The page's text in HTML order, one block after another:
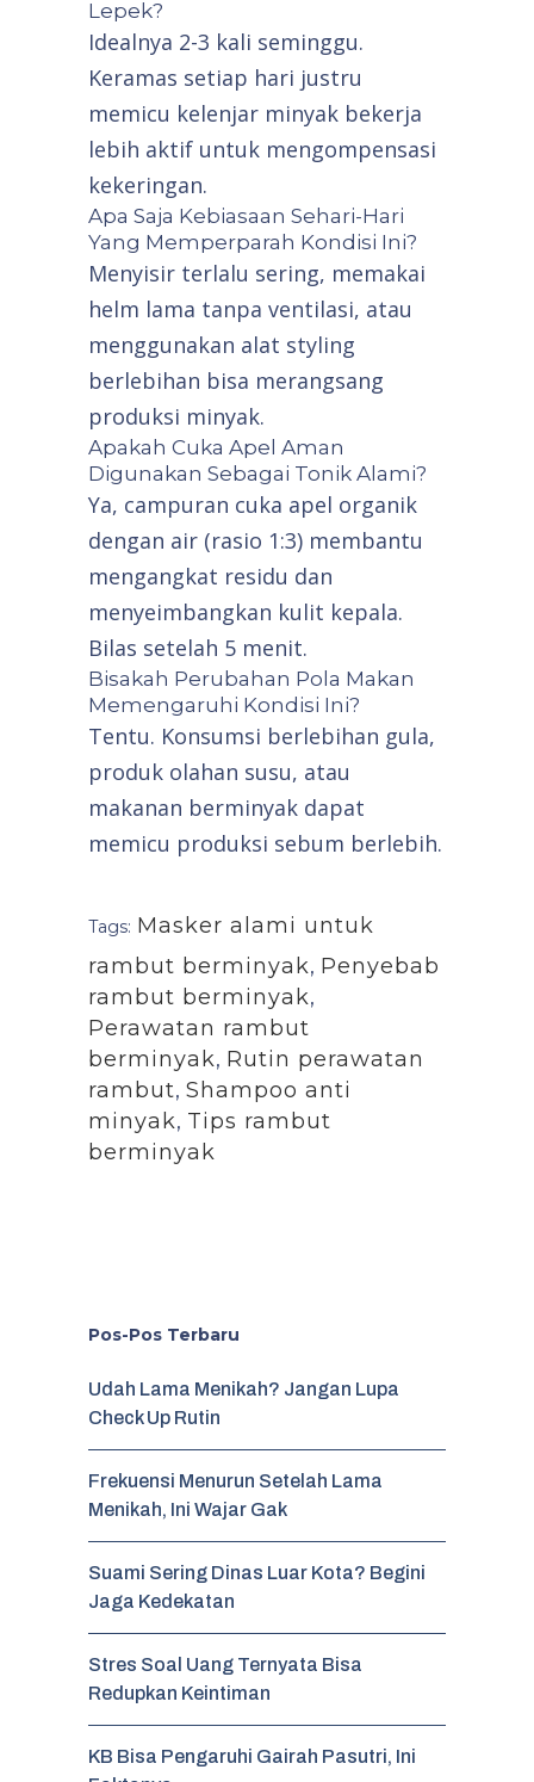
Lepek?
Idealnya 2-3 kali seminggu.
Keramas setiap hari justru
memicu kelenjar minyak bekerja
lebih aktif untuk mengompensasi
kekeringan.
Apa Saja Kebiasaan Sehari-Hari
Yang Memperparah Kondisi Ini?
Menyisir terlalu sering, memakai
helm lama tanpa ventilasi, atau
menggunakan alat styling
berlebihan bisa merangsang
produksi minyak.
Apakah Cuka Apel Aman
Digunakan Sebagai Tonik Alami?
Ya, campuran cuka apel organik
dengan air (rasio 1:3) membantu
mengangkat residu dan
menyeimbangkan kulit kepala.
Bilas setelah 5 menit.
Bisakah Perubahan Pola Makan
Memengaruhi Kondisi Ini?
Tentu. Konsumsi berlebihan gula,
produk olahan susu, atau
makanan berminyak dapat
memicu produksi sebum berlebih.
Tags: Masker alami untuk
rambut berminyak, Penyebab
rambut berminyak,
Perawatan rambut
berminyak, Rutin perawatan
rambut, Shampoo anti
minyak, Tips rambut
berminyak
Pos-Pos Terbaru
Udah Lama Menikah? Jangan Lupa
Check Up Rutin
Frekuensi Menurun Setelah Lama
Menikah, Ini Wajar Gak
Suami Sering Dinas Luar Kota? Begini
Jaga Kedekatan
Stres Soal Uang Ternyata Bisa
Redupkan Keintiman
KB Bisa Pengaruhi Gairah Pasutri, Ini